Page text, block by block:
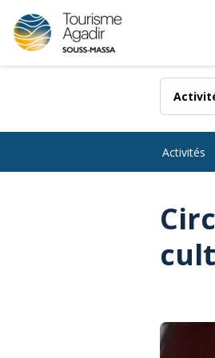
Panneau de gestion des cookies
Activités